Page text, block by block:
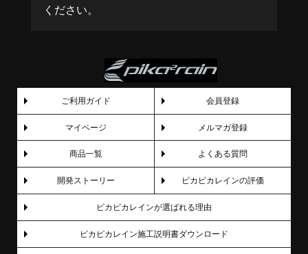
ください。
ご利用ガイド 会員登録
マイページ メルマガ登録
商品一覧 よくある質問
開発ストーリー ピカピカレインの評価
ピカピカレインが選ばれる理由
ピカピカレイン施工説明書ダウンロード